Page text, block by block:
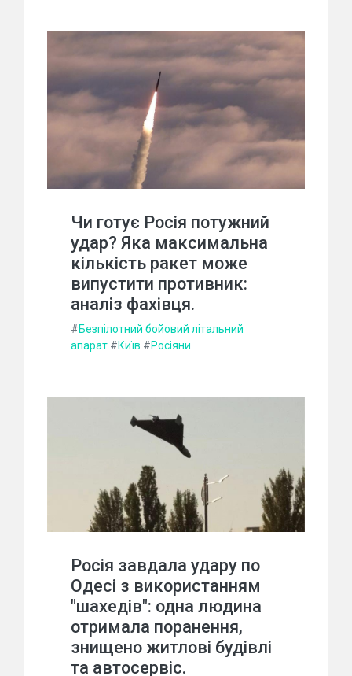
Чи готує Росія потужний
удар? Яка максимальна
кількість ракет може
випустити противник:
аналіз фахівця.
#Безпілотний бойовий літальний
апарат #Київ #Росіяни
Росія завдала удару по
Одесі з використанням
"шахедів": одна людина
отримала поранення,
знищено житлові будівлі
та автосервіс.